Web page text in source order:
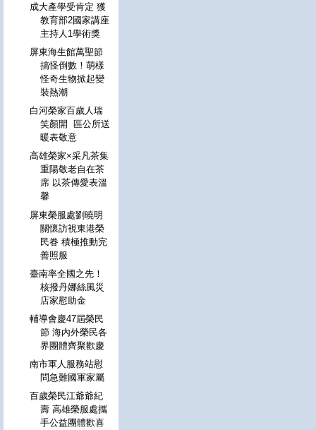
成大產學受肯定 獲
教育部2國家講座
主持人1學術獎
屏東海生館萬聖節
搞怪倒數！萌樣
怪奇生物掀起變
裝熱潮
白河榮家百歲人瑞
笑顏開 區公所送
暖表敬意
高雄榮家×采凡茶集
重陽敬老自在茶
席 以茶傳愛表溫
馨
屏東榮服處劉曉明
關懷訪視東港榮
民眷 積極推動完
善照服
臺南率全國之先！
核撥丹娜絲風災
店家慰助金
輔導會慶47屆榮民
節 海內外榮民各
界團體齊聚歡慶
南市軍人服務站慰
問急難國軍家屬
百歲榮民江爺爺紀
壽 高雄榮服處攜
手公益團體歡喜